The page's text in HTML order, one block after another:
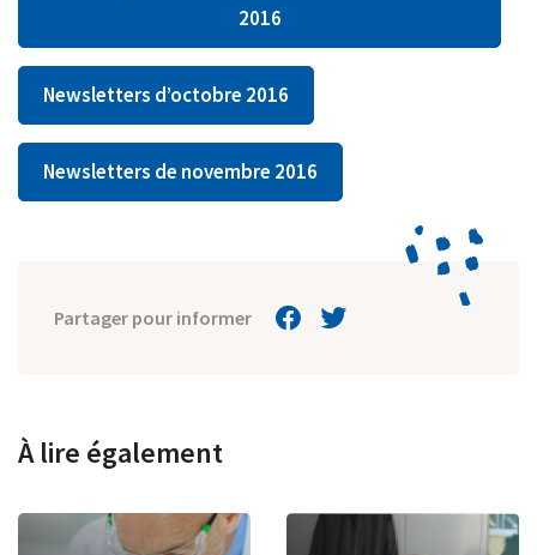
2016
Newsletters d’octobre 2016
Newsletters de novembre 2016
Partager pour informer
À lire également